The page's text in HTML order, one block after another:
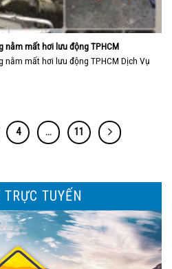
nằm mất hơi lưu động TPHCM
nằm mất hơi lưu động TPHCM Dịch Vụ
4 … 11
TRỰC TUYẾN